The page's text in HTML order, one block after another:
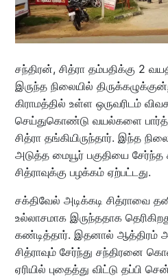
சந்திரன், சித்ரா தம்பதிக்கு 2
இருந்த நிலையில்
கிராமத்தில் உள்ள ஒருவரிடம்
செய்துகொண்டு வயல்களை
சித்ரா தங்கியிருந்தார். இந்த
அடுத்த மையூர் பகுதியை
சித்ராவுக்கு பழக்கம் ஏற்பட்டது.
சக்திவேல் அடிக்கடி சித்ராவை
உல்லாசமாக இருந்ததாக
கண்டித்தார். இதனால் ஆத்திரம்
சித்ராவும் சேர்ந்து சந்திரனை
ஏரியில் புதைத்து விட்டு தப்பி